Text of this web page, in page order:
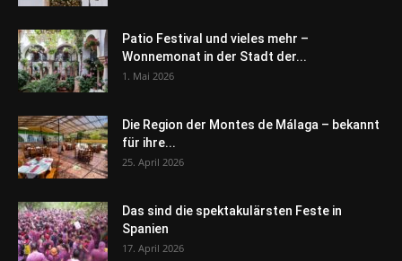
Patio Festival und vieles mehr –
Wonnemonat in der Stadt der...
1. Mai 2026
Die Region der Montes de Málaga – bekannt
für ihre...
25. April 2026
Das sind die spektakulärsten Feste in
Spanien
17. April 2026